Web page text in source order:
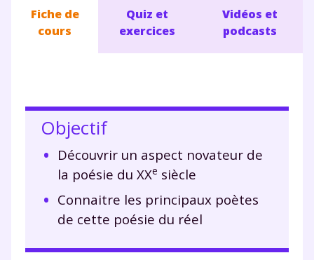
Fiche de
cours
Quiz et
exercices
Vidéos et
podcasts
Objectif
Découvrir un aspect novateur de
la poésie du XXe siècle
Connaitre les principaux poètes
de cette poésie du réel